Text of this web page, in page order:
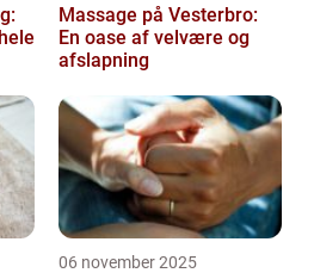
Massage på Vesterbro:
En oase af velvære og
afslapning
06 november 2025